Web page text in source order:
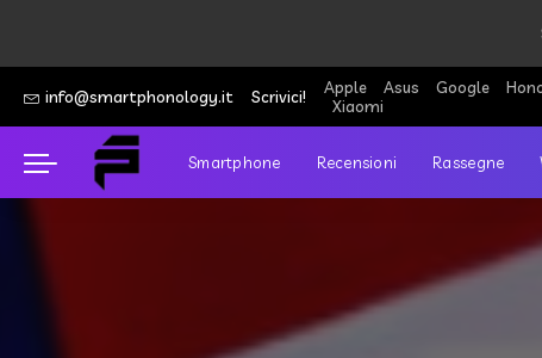
info@smartphonology.it Scrivici! Apple Asus Google
Xiaomi
Smartphone Recensioni Rassegne